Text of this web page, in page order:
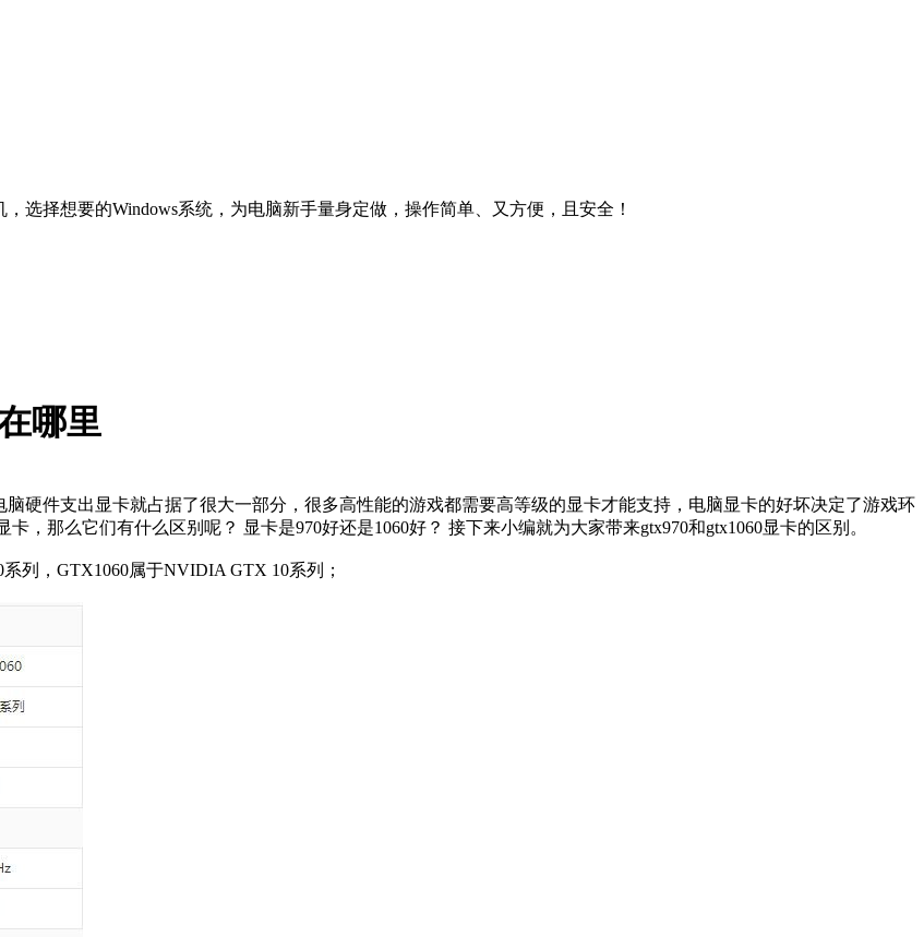
，选择想要的Windows系统，为电脑新手量身定做，操作简单、又方便，且安全！
哪里
硬件支出显卡就占据了很大一部分，很多高性能的游戏都需要高等级的显卡才能支持，电脑显卡的好坏决定了游戏环
，那么它们有什么区别呢？ 显卡是970好还是1060好？ 接下来小编就为大家带来gtx970和gtx1060显卡的区别。
列，GTX1060属于NVIDIA GTX 10系列；